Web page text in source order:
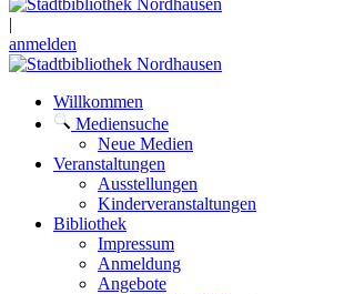
|
anmelden
Willkommen
Mediensuche
Neue Medien
Veranstaltungen
Ausstellungen
Kinderveranstaltungen
Bibliothek
Impressum
Anmeldung
Angebote